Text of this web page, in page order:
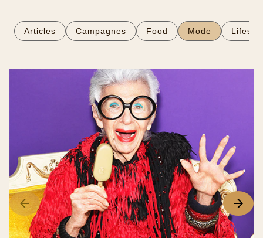
Articles Campagnes Food Mode